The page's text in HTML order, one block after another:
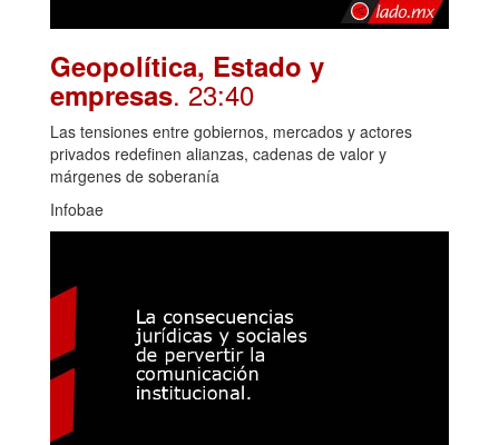
Geopolítica, Estado y
empresas. 23:40
Las tensiones entre gobiernos, mercados y actores
privados redefinen alianzas, cadenas de valor y
márgenes de soberanía
Infobae